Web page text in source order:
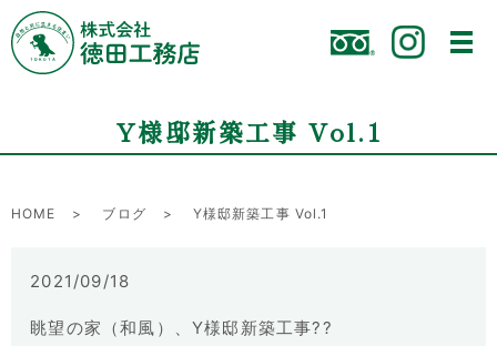
Y様邸新築工事 Vol.1
HOME ブログ Y様邸新築工事 Vol.1
2021/09/18
眺望の家（和風）、Y様邸新築工事??